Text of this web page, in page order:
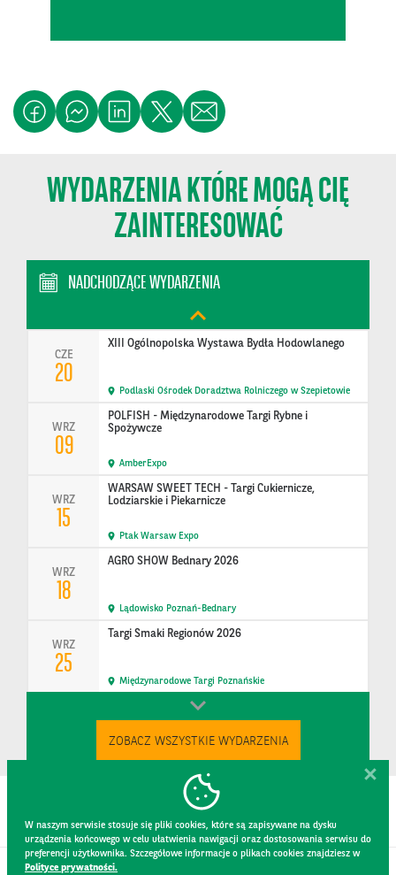
WYDARZENIA KTÓRE MOGĄ CIĘ
ZAINTERESOWAĆ
NADCHODZĄCE WYDARZENIA
09
Ptak Expo
Międzynarodowe Branżowe Targi Żywności
BAKERY TECH POLAND - Branżowe Targi Technologii
i Sprzętu Piekarn…
CZE
15
Tomorrow
CZE
20
XIII Ogólnopolska Wystawa Bydła Hodowlanego
Podlaski Ośrodek Doradztwa Rolniczego w Szepietowie
WRZ
09
POLFISH - Międzynarodowe Targi Rybne i
Spożywcze
AmberExpo
WRZ
15
WARSAW SWEET TECH - Targi Cukiernicze,
Lodziarskie i Piekarnicze
Ptak Warsaw Expo
WRZ
18
AGRO SHOW Bednary 2026
Lądowisko Poznań-Bednary
WRZ
25
Targi Smaki Regionów 2026
Międzynarodowe Targi Poznańskie
ZOBACZ WSZYSTKIE WYDARZENIA
W naszym serwisie stosuje się pliki cookies, które są zapisywane na dysku
urządzenia końcowego w celu ułatwienia nawigacji oraz dostosowania serwisu do
preferencji użytkownika. Szczegółowe informacje o plikach cookies znajdziesz w
Polityce prywatności.